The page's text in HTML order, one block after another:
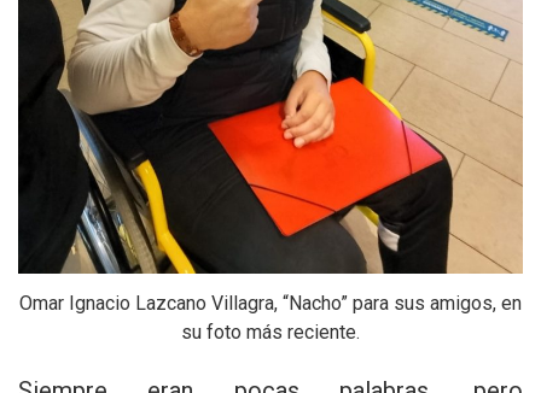
Omar Ignacio Lazcano Villagra, “Nacho” para sus amigos, en
su foto más reciente.